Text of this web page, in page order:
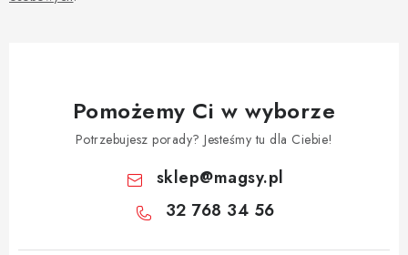
Pomożemy Ci w wyborze
Potrzebujesz porady? Jesteśmy tu dla Ciebie!
sklep@magsy.pl
32 768 34 56